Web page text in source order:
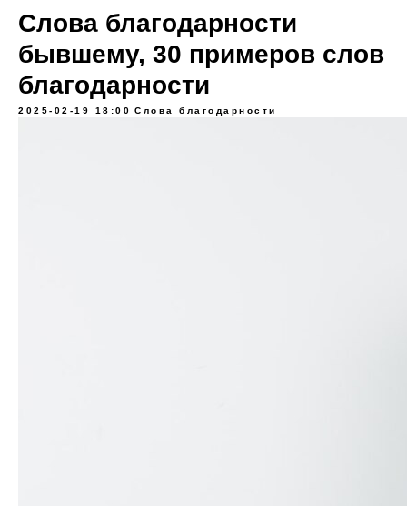
Слова благодарности
бывшему, 30 примеров слов
благодарности
2025-02-19 18:00 Слова благодарности